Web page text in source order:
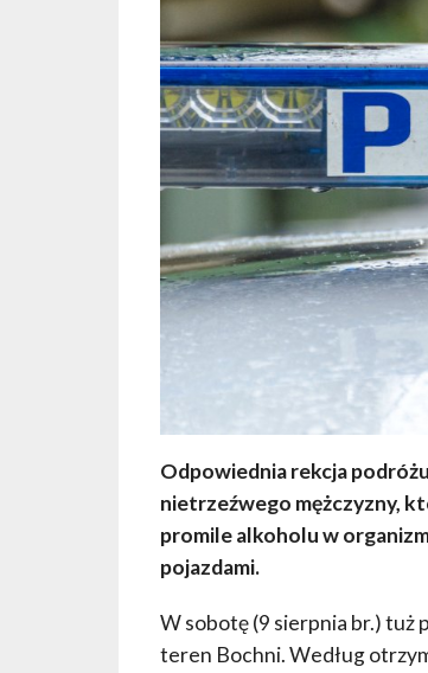
Odpowiednia rekcja
nietrzeźwego mężczyzny,
promile alkoholu w
pojazdami.
W sobotę (9 sierpnia br.) tuż
teren Bochni. Według